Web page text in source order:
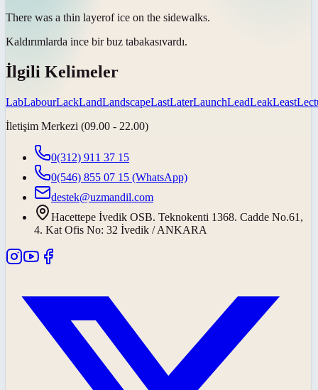
There was a thin layerof ice on the sidewalks.
Kaldırımlarda ince bir buz tabakasıvardı.
İlgili Kelimeler
LabLabourLackLandLandscapeLastLaterLaunchLeadLeakLeast
İletişim Merkezi (09.00 - 22.00)
0(312) 911 37 15
0(546) 855 07 15 (WhatsApp)
destek@uzmandil.com
Hacettepe İvedik OSB. Teknokenti 1368. Cadde No.61,
4. Kat Ofis No: 32 İvedik / ANKARA